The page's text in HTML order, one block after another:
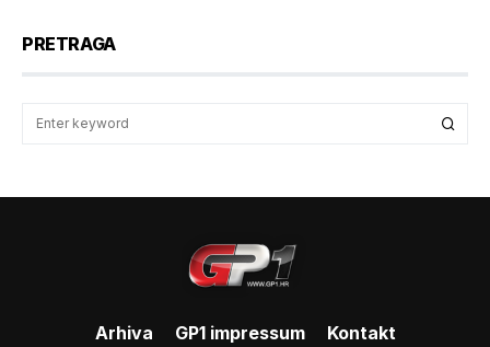
PRETRAGA
Arhiva GP1 impressum Kontakt